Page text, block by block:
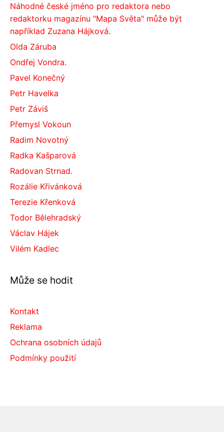
Náhodné české jméno pro redaktora nebo
redaktorku magazínu "Mapa Světa" může být
například Zuzana Hájková.
Olda Záruba
Ondřej Vondra.
Pavel Konečný
Petr Havelka
Petr Záviš
Přemysl Vokoun
Radim Novotný
Radka Kašparová
Radovan Strnad.
Rozálie Křivánková
Terezie Křenková
Todor Bělehradský
Václav Hájek
Vilém Kadlec
Může se hodit
Kontakt
Reklama
Ochrana osobních údajů
Podmínky použití